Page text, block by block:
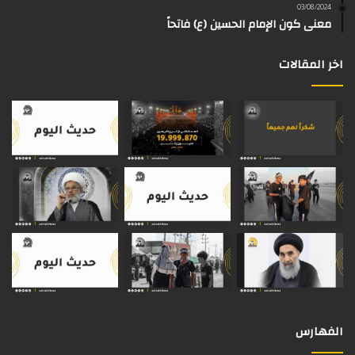
م
03/08/2024
معنى كون الإمام الحسين (ع) فاتحاً
اخر المقالات
الفهارس